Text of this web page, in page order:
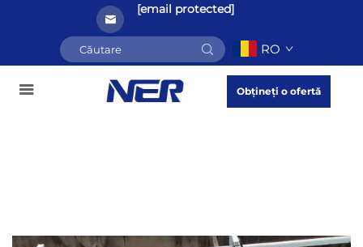
[email protected]
RO
Obțineți o ofertă